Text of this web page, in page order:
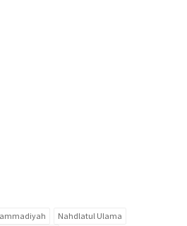
Nahdlatul Ulama